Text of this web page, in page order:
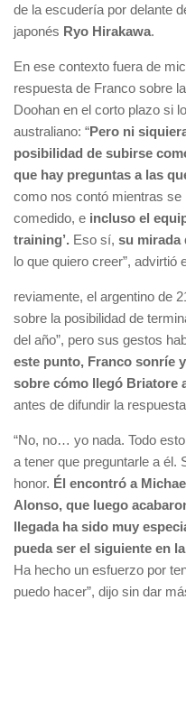
de la escudería por delante
japonés Ryo Hirakawa.
En ese contexto fuera de
respuesta de Franco sobre
Doohan en el corto plazo si
australiano: “Pero ni
posibilidad de subirse
que hay preguntas a las
como nos contó mientras
comedido, e incluso el
training’. Eso sí, su mirada
lo que quiero creer”, advirtió
reviamente, el argentino de
sobre la posibilidad de
del año”, pero sus gestos
este punto, Franco sonríe
sobre cómo llegó Briatore
antes de difundir la
“No, no… yo nada. Todo
a tener que preguntarle a él.
honor. Él encontró a
Alonso, que luego
llegada ha sido muy
pueda ser el siguiente en
Ha hecho un esfuerzo por
puedo hacer”, dijo sin dar